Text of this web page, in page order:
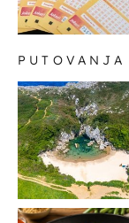
PUTOVANJA